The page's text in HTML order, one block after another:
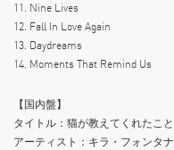
11. Nine Lives
12. Fall In Love Again
13. Daydreams
14. Moments That Remind Us
【国内盤】
タイトル：猫が教えてくれたこと
アーティスト：キラ・フォンタナ